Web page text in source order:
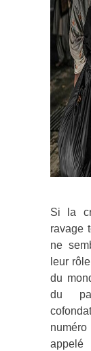
Si la
ravage
ne
leur
du
du